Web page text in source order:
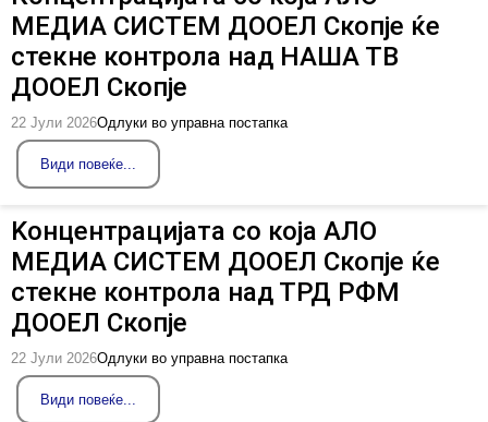
МЕДИА СИСТЕМ ДООЕЛ Скопје ќе
стекне контрола над НАША ТВ
ДООЕЛ Скопје
22 Јули 2026Одлуки во управна постапка
Види повеќе...
Kонцентрацијата со која АЛО
МЕДИА СИСТЕМ ДООЕЛ Скопје ќе
стекне контрола над ТРД РФМ
ДООЕЛ Скопје
22 Јули 2026Одлуки во управна постапка
Види повеќе...